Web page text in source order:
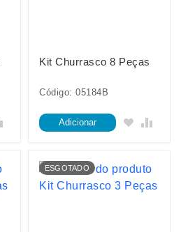
Kit Churrasco 8 Peças
Código: 05184B
Adicionar
ESGOTADO